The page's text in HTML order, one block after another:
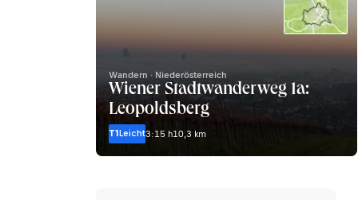
Wandern · Niederösterreich
Wiener Stadtwanderweg 1a:
Leopoldsberg
T1Leicht3:15 h10,3 km